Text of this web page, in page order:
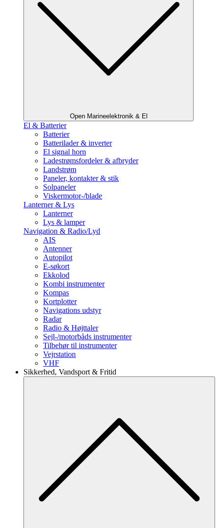
Open Marineelektronik & El
El & Batterier
Batterier
Batterilader & inverter
El signal horn
Ladestrømsfordeler & afbryder
Landstrøm
Paneler, kontakter & stik
Solpaneler
Viskermotor-/blade
Lanterner & Lys
Lanterner
Lys & lamper
Navigation & Radio/Lyd
AIS
Antenner
Autopilot
E-søkort
Ekkolod
Kombi instrumenter
Kompas
Kortplotter
Navigations udstyr
Radar
Radio & Højttaler
Sejl-/motorbåds instrumenter
Tilbehør til instrumenter
Vejrstation
VHF
Sikkerhed, Vandsport & Fritid